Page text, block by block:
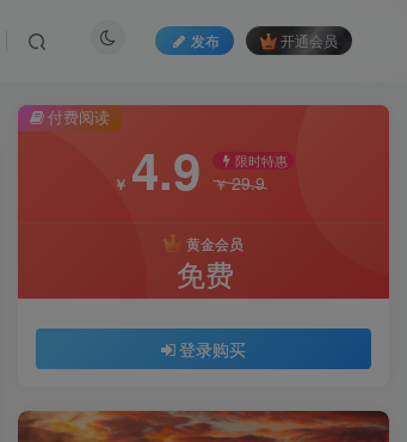
发布 开通会员
付费阅读
￥ 4.9 限时特惠
￥29.9
黄金会员
免费
登录购买